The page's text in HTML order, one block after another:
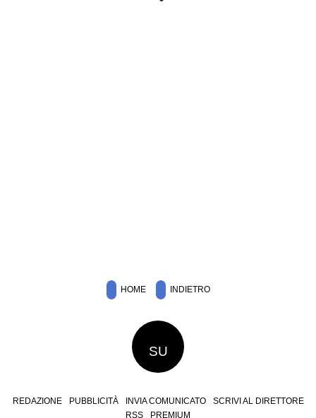
HOME INDIETRO
SU
REDAZIONE PUBBLICITÀ INVIA COMUNICATO
SCRIVI AL DIRETTORE
RSS
PREMIUM